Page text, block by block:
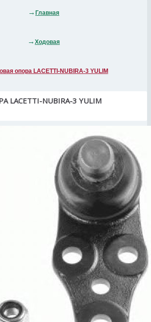
Главная
Ходовая
опора LACETTI-NUBIRA-3 YULIM
NUBIRA-3 YULIM